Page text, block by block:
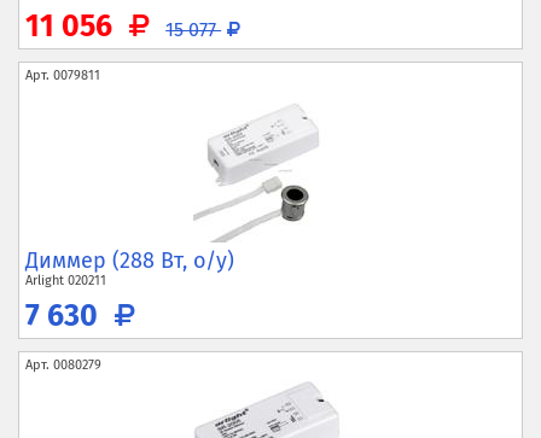
11 056 15 077
Арт. 0079811
Диммер (288 Вт, о/у)
Arlight 020211
7 630
Арт. 0080279